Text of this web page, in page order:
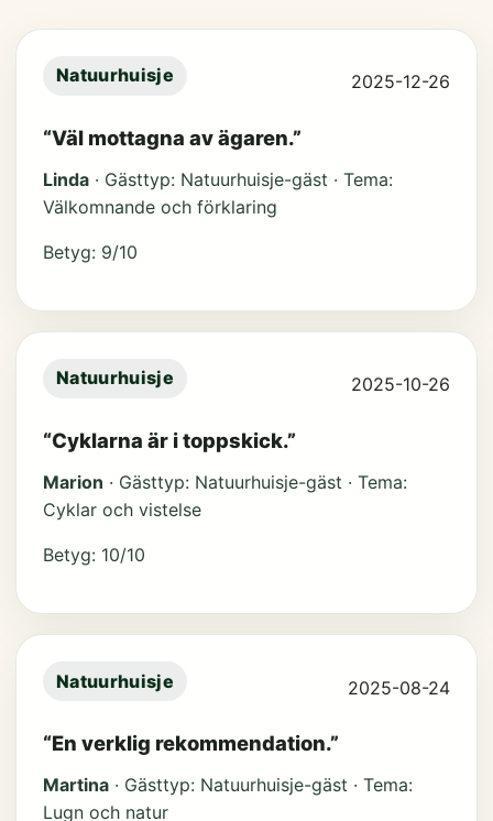
Natuurhuisje 2025-12-26
“Väl mottagna av ägaren.”
Linda · Gästtyp: Natuurhuisje-gäst · Tema:
Välkomnande och förklaring
Betyg: 9/10
Natuurhuisje 2025-10-26
“Cyklarna är i toppskick.”
Marion · Gästtyp: Natuurhuisje-gäst · Tema:
Cyklar och vistelse
Betyg: 10/10
Natuurhuisje 2025-08-24
“En verklig rekommendation.”
Martina · Gästtyp: Natuurhuisje-gäst · Tema:
Lugn och natur